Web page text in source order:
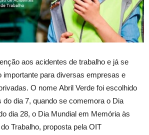
aos acidentes de trabalho e já se
importante para diversas empresas e
O nome Abril Verde foi escolhido
do dia 7, quando se comemora o Dia
dia 28, o Dia Mundial em Memória às
Trabalho, proposta pela OIT